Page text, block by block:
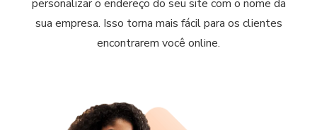
personalizar o endereço do seu site com o nome da
sua empresa. Isso torna mais fácil para os clientes
encontrarem você online.